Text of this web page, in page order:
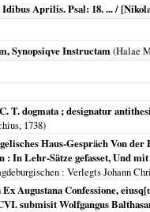
Aprilis. Psal: 18. ... /
Synopsiqve Instructam(Halae
dogmata ; designatur
1738)
Haus-Gespräch Von der
: In Lehr-Sätze gefasset, Und
: Verlegts Johann
Augustana Confessione,
submisit Wolfgangus